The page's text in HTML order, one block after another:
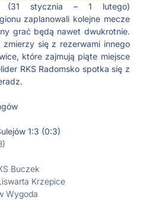
(31 stycznia – 1 lutego)
zaplanowali kolejne mecze
grać będą nawet dwukrotnie.
się z rezerwami innego
które zajmują piąte miejsce
RKS Radomsko spotka się z
1:3 (0:3)
Buczek
Krzepice
Wygoda